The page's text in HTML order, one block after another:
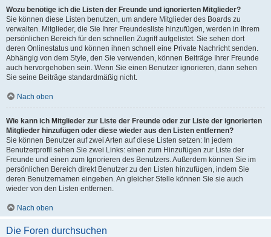
Wozu benötige ich die Listen der Freunde und ignorierten Mitglieder?
Sie können diese Listen benutzen, um andere Mitglieder des Boards zu
verwalten. Mitglieder, die Sie Ihrer Freundesliste hinzufügen, werden in Ihrem
persönlichen Bereich für den schnellen Zugriff aufgelistet. Sie sehen dort
deren Onlinestatus und können ihnen schnell eine Private Nachricht senden.
Abhängig von dem Style, den Sie verwenden, können Beiträge Ihrer Freunde
auch hervorgehoben sein. Wenn Sie einen Benutzer ignorieren, dann sehen
Sie seine Beiträge standardmäßig nicht.
Nach oben
Wie kann ich Mitglieder zur Liste der Freunde oder zur Liste der ignorierten
Mitglieder hinzufügen oder diese wieder aus den Listen entfernen?
Sie können Benutzer auf zwei Arten auf diese Listen setzen: In jedem
Benutzerprofil sehen Sie zwei Links: einen zum Hinzufügen zur Liste der
Freunde und einen zum Ignorieren des Benutzers. Außerdem können Sie im
persönlichen Bereich direkt Benutzer zu den Listen hinzufügen, indem Sie
deren Benutzernamen eingeben. An gleicher Stelle können Sie sie auch
wieder von den Listen entfernen.
Nach oben
Die Foren durchsuchen